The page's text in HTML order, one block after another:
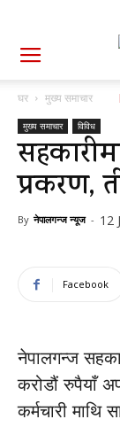
घर मुख्य समाचार
मुख्य समाचार विविध
प्रकरण,
By नेपालगन्ज न्यूज - 12
Facebook
नेपालगन्ज
करोडौं रुपैयाँ
कर्मचारी माथि